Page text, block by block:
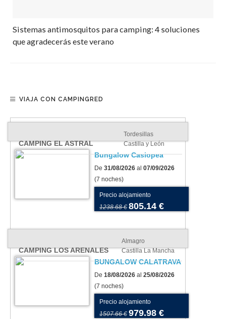
Sistemas antimosquitos para camping: 4 soluciones
que agradecerás este verano
VIAJA CON CAMPINGRED
CAMPING EL ASTRAL
Tordesillas
Castilla y León
Bungalow Casiopea
De 31/08/2026 al 07/09/2026
(7 noches)
Precio alojamiento
1238.68 € 805.14 €
CAMPING LOS ARENALES
Almagro
Castilla La Mancha
BUNGALOW CALATRAVA
De 18/08/2026 al 25/08/2026
(7 noches)
Precio alojamiento
1507.66 € 979.98 €